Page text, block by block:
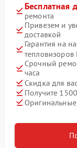
Бесплатная
ремонта
Привезем и
доставкой
Гарантия на
тепловизоров
Срочный
часа
Скидка для
Получите